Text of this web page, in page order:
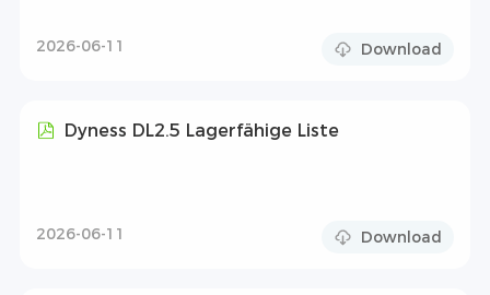
2026-06-11 Download
Dyness DL2.5 Lagerfähige Liste
2026-06-11 Download